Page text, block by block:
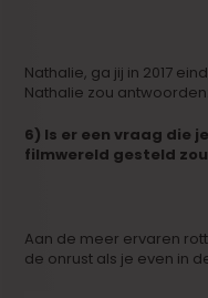
Nathalie, ga jij in 2017
Nathalie zou
6) Is er een vraag die
filmwereld gesteld zou
Aan de meer ervaren
de onrust als je even in